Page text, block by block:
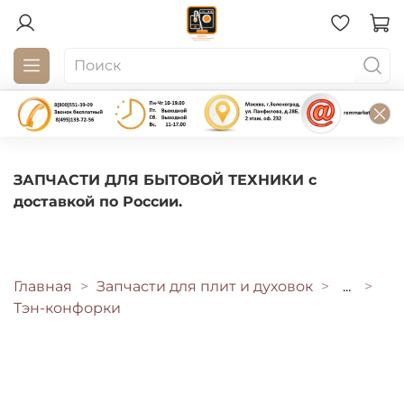
ЗАПЧАСТИ ДЛЯ БЫТОВОЙ ТЕХНИКИ с
доставкой по России.
Главная Запчасти для плит и духовок
...
Тэн-конфорки